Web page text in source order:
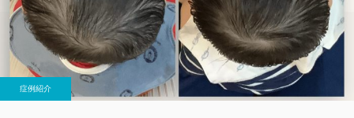
当院の料金について 整体
症例紹介